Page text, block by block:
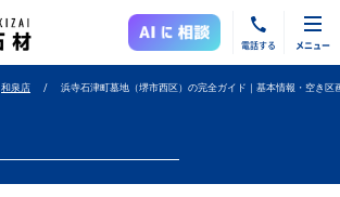
電話する メニュー
和泉店 浜寺石津町墓地（堺市西区）の完全ガイド｜基本情報・空き区